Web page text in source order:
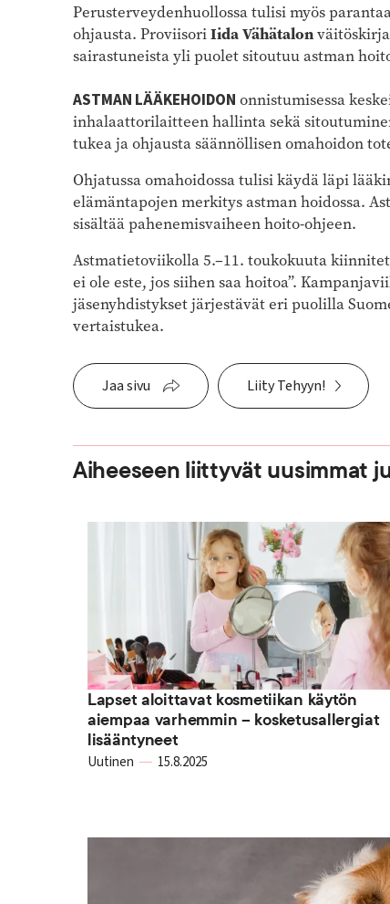
Perusterveydenhuollossa tulisi myös
ohjausta. ProviisoriIida Vähätalon
sairastuneista yli puolet sitoutuu astman
ASTMAN LÄÄKEHOIDON onnistumisessa
inhalaattorilaitteen hallinta sekä
tukea ja ohjausta säännöllisen omahoidon
Ohjatussa omahoidossa tulisi käydä läpi
elämäntapojen merkitys astman hoidossa.
sisältää pahenemisvaiheen hoito-ohjeen.
Astmatietoviikolla 5.–11. toukokuuta
ei ole este, jos siihen saa hoitoa”.
jäsenyhdistykset järjestävät eri puolilla
vertaistukea.
Jaa sivu Liity Tehyyn!
Aiheeseen liittyvät uusimmat
Lapset aloittavat kosmetiikan käytön
aiempaa varhemmin – kosketusallergiat
lisääntyneet
Uutinen 15.8.2025